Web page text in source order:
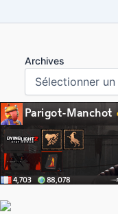
Archives